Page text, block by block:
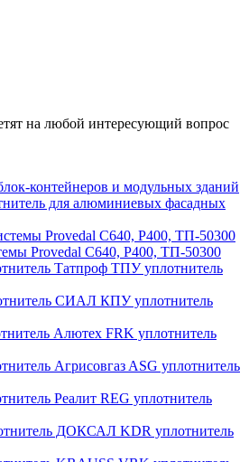
на любой интересующий вопрос
контейнеров и модульных зданий
для алюминиевых фасадных
Provedal С640, Р400, ТП-50300
ТПУ уплотнитель
КПУ уплотнитель
FRK уплотнитель
ASG уплотнитель
REG уплотнитель
KDR уплотнитель